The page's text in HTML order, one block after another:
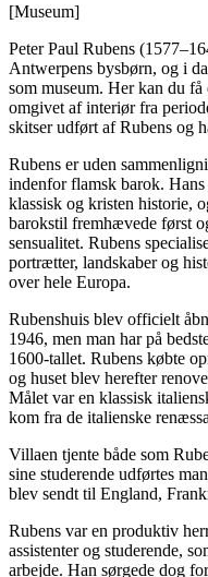
[Museum]
Peter Paul Rubens
Antwerpens bysbørn, og i
som museum. Her kan du
omgivet af interiør fra
skitser udført af Rubens og
Rubens er uden
indenfor flamsk barok.
klassisk og kristen historie,
barokstil fremhævede først
sensualitet. Rubens
portrætter, landskaber og
over hele Europa.
Rubenshuis blev officielt
1946, men man har på
1600-tallet. Rubens købte
og huset blev herefter
Målet var en klassisk
kom fra de italienske
Villaen tjente både som
sine studerende udførtes
blev sendt til England,
Rubens var en produktiv
assistenter og studerende,
arbejde. Han sørgede dog